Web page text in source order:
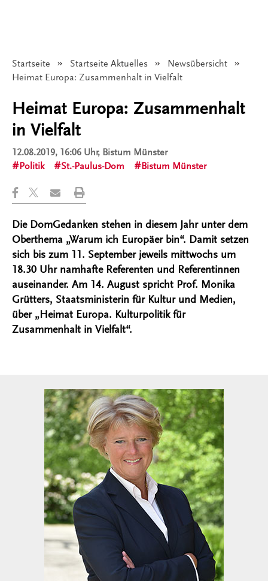
Startseite Startseite Aktuelles
Newsübersicht
Angezeigt:
Heimat Europa: Zusammenhalt in Vielfalt
Heimat Europa: Zusammenhalt
in Vielfalt
12.08.2019, 16:06 Uhr, Bistum Münster
Politik
St.-Paulus-Dom Bistum Münster
Die DomGedanken stehen in diesem Jahr unter dem
Oberthema „Warum ich Europäer bin“. Damit setzen
sich bis zum 11. September jeweils mittwochs um
18.30 Uhr namhafte Referenten und Referentinnen
auseinander. Am 14. August spricht Prof. Monika
Grütters, Staatsministerin für Kultur und Medien,
über „Heimat Europa. Kulturpolitik für
Zusammenhalt in Vielfalt“.